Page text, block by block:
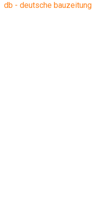
db - deutsche bauzeitung